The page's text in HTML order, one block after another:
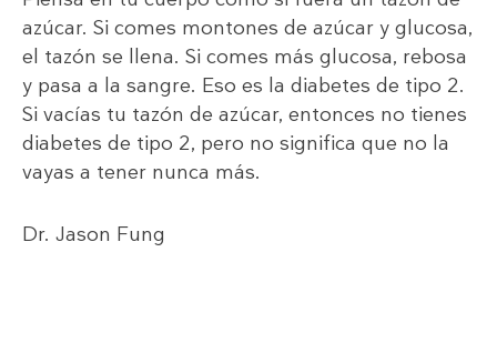
azúcar. Si comes montones de azúcar y glucosa,
el tazón se llena. Si comes más glucosa, rebosa
y pasa a la sangre. Eso es la diabetes de tipo 2.
Si vacías tu tazón de azúcar, entonces no tienes
diabetes de tipo 2, pero no significa que no la
vayas a tener nunca más.
Dr. Jason Fung